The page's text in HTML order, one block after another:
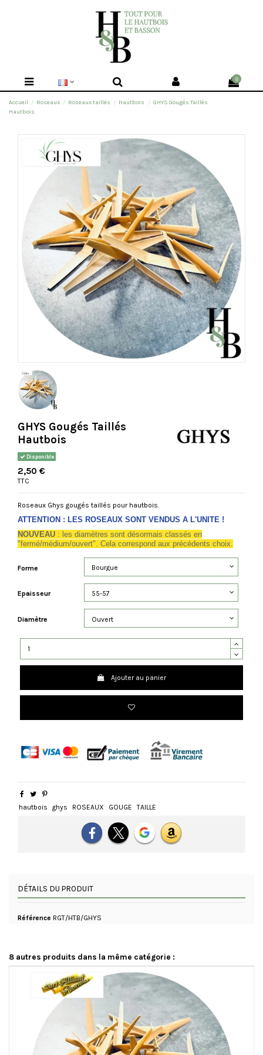
0
Accueil Roseaux Roseaux taillés Hautbois
GHYS Gougés Taillés
Hautbois
GHYS Gougés Taillés
Hautbois
Disponible
2,50 €
TTC
Roseaux Ghys gougés taillés pour hautbois.
ATTENTION : LES ROSEAUX SONT VENDUS A L'UNITE !
NOUVEAU : les diamètres sont désormais classés en
"fermé/médium/ouvert". Cela correspond aux précédents choix.
Forme
Epaisseur
Diamètre
Ajouter au panier
hautbois ghys ROSEAUX GOUGE TAILLE
DÉTAILS DU PRODUIT
Référence RGT/HTB/GHYS
8 autres produits dans la même catégorie :